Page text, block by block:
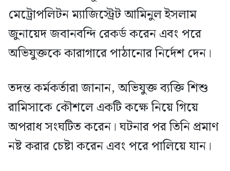
মেট্রোপলিটন ম্যাজিস্ট্রেট আমিনুল ইসলাম
জুনায়েদ জবানবন্দি রেকর্ড করেন এবং পরে
অভিযুক্তকে কারাগারে পাঠানোর নির্দেশ দেন।
তদন্ত কর্মকর্তারা জানান, অভিযুক্ত ব্যক্তি শিশু
রামিসাকে কৌশলে একটি কক্ষে নিয়ে গিয়ে
অপরাধ সংঘটিত করেন। ঘটনার পর তিনি প্রমাণ
নষ্ট করার চেষ্টা করেন এবং পরে পালিয়ে যান।